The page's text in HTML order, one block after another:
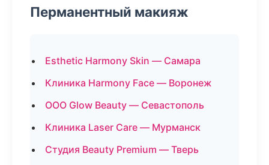
Перманентный макияж
Esthetic Harmony Skin — Самара
Клиника Harmony Face — Воронеж
ООО Glow Beauty — Севастополь
Клиника Laser Care — Мурманск
Студия Beauty Premium — Тверь